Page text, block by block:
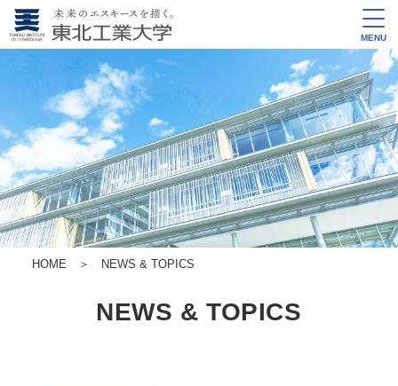
MENU
HOME ＞ NEWS & TOPICS
NEWS & TOPICS